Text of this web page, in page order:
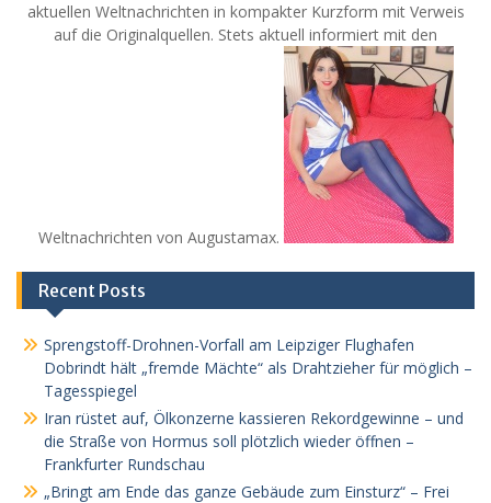
aktuellen Weltnachrichten in kompakter Kurzform mit Verweis
auf die Originalquellen. Stets aktuell informiert mit den
Weltnachrichten von Augustamax.
Recent Posts
Sprengstoff-Drohnen-Vorfall am Leipziger Flughafen
Dobrindt hält „fremde Mächte“ als Drahtzieher für möglich –
Tagesspiegel
Iran rüstet auf, Ölkonzerne kassieren Rekordgewinne – und
die Straße von Hormus soll plötzlich wieder öffnen –
Frankfurter Rundschau
„Bringt am Ende das ganze Gebäude zum Einsturz“ – Frei